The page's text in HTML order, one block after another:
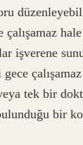
işverene
tek bir
bir